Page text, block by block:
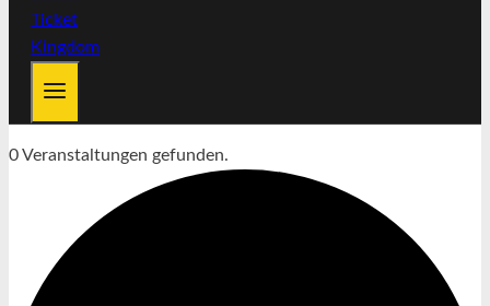
0 Veranstaltungen gefunden.